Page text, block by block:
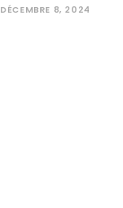
DÉCEMBRE 8, 2024